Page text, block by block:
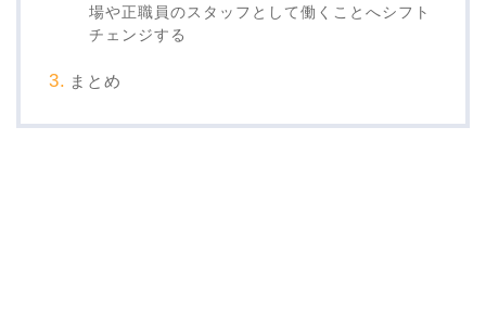
場や正職員のスタッフとして働くことへシフト
チェンジする
まとめ